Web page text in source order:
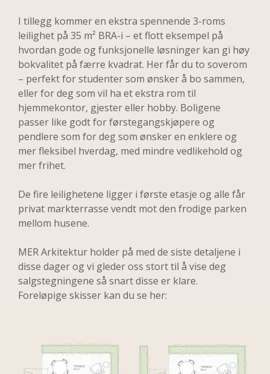
I tillegg kommer en ekstra spennende 3-roms
leilighet på 35 m² BRA-i – et flott eksempel på
hvordan gode og funksjonelle løsninger kan gi høy
bokvalitet på færre kvadrat. Her får du to soverom
– perfekt for studenter som ønsker å bo sammen,
eller for deg som vil ha et ekstra rom til
hjemmekontor, gjester eller hobby. Boligene
passer like godt for førstegangskjøpere og
pendlere som for deg som ønsker en enklere og
mer fleksibel hverdag, med mindre vedlikehold og
mer frihet.
De fire leilighetene ligger i første etasje og alle får
privat markterrasse vendt mot den frodige parken
mellom husene.
MER Arkitektur holder på med de siste detaljene i
disse dager og vi gleder oss stort til å vise deg
salgstegningene så snart disse er klare.
Foreløpige skisser kan du se her: